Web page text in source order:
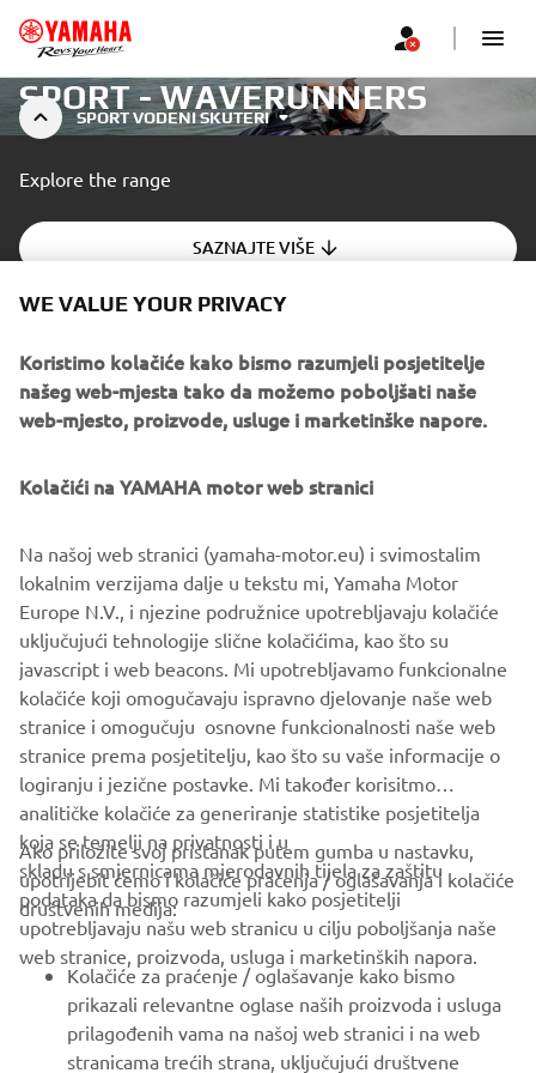
SPORT VODENI SKUTERI
SPORT - WAVERUNNERS
Explore the range
SAZNAJTE VIŠE
A professional rider demonstrating advanced skills in a closed
Otkrijte više
CORPORATE
FOR BUSINESS
MORE YAMAHA
WE VALUE YOUR PRIVACY
Koristimo kolačiće kako bismo razumjeli posjetitelje
našeg web-mjesta tako da možemo poboljšati naše
web-mjesto, proizvode, usluge i marketinške napore.
Kolačići na YAMAHA motor web stranici
Na našoj web stranici (yamaha-motor.eu) i svimostalim
lokalnim verzijama dalje u tekstu mi, Yamaha Motor
Europe N.V., i njezine podružnice upotrebljavaju kolačiće
uključujući tehnologije slične kolačićima, kao što su
javascript i web beacons. Mi upotrebljavamo funkcionalne
kolačiće koji omogučavaju ispravno djelovanje naše web
stranice i omogučuju osnovne funkcionalnosti naše web
stranice prema posjetitelju, kao što su vaše informacije o
logiranju i jezične postavke. Mi također korisitmo
analitičke kolačiće za generiranje statistike posjetitelja
koja se temelji na privatnosti i u
skladu s smjernicama mjerodavnih tijela za zaštitu
podataka da bismo razumjeli kako posjetitelji
upotrebljavaju našu web stranicu u cilju poboljšanja naše
web stranice, proizvoda, usluga i marketinških napora.
Ako priložite svoj pristanak putem gumba u nastavku,
upotrijebit ćemo i kolačiće praćenja / oglašavanja i kolačiće
društvenih medija:
Kolačiće za praćenje / oglašavanje kako bismo
prikazali relevantne oglase naših proizvoda i usluga
prilagođenih vama na našoj web stranici i na web
stranicama trećih strana, uključujući društvene